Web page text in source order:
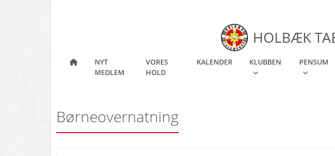
HOLBÆK
NYT
MEDLEM
VORES
HOLD
KALENDER KLUBBEN PENSUM
Børneovernatning